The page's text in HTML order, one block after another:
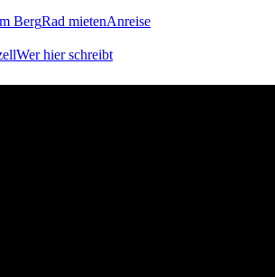
BergRad mietenAnreise
Wer hier schreibt